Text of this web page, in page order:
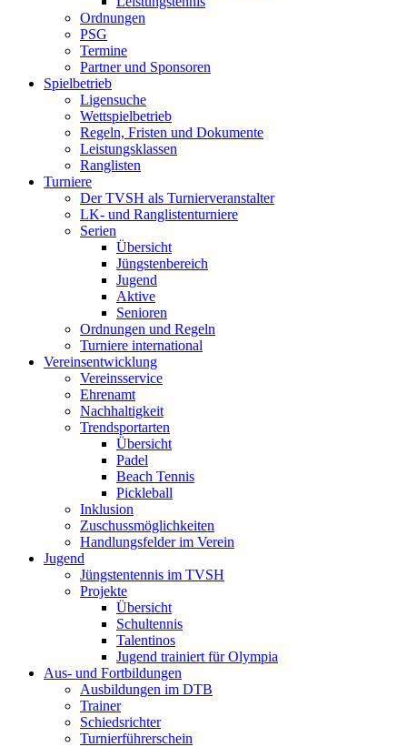
Ordnungen
PSG
Termine
Partner und Sponsoren
Spielbetrieb
Ligensuche
Wettspielbetrieb
Regeln, Fristen und Dokumente
Leistungsklassen
Ranglisten
Turniere
Der TVSH als Turnierveranstalter
LK- und Ranglistenturniere
Serien
Übersicht
Jüngstenbereich
Jugend
Aktive
Senioren
Ordnungen und Regeln
Turniere international
Vereinsentwicklung
Vereinsservice
Ehrenamt
Nachhaltigkeit
Trendsportarten
Übersicht
Padel
Beach Tennis
Pickleball
Inklusion
Zuschussmöglichkeiten
Handlungsfelder im Verein
Jugend
Jüngstentennis im TVSH
Projekte
Übersicht
Schultennis
Talentinos
Jugend trainiert für Olympia
Aus- und Fortbildungen
Ausbildungen im DTB
Trainer
Schiedsrichter
Turnierführerschein